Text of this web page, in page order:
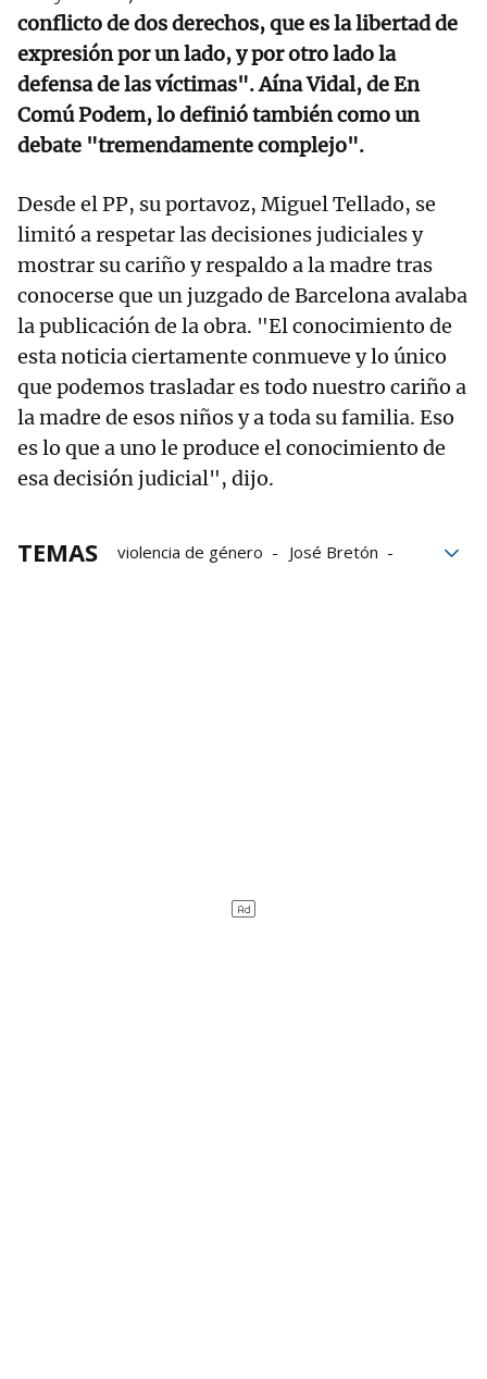
conflicto de dos derechos, que es la libertad de
expresión por un lado, y por otro lado la
defensa de las víctimas". Aína Vidal, de En
Comú Podem, lo definió también como un
debate "tremendamente complejo".
Desde el PP, su portavoz, Miguel Tellado, se
limitó a respetar las decisiones judiciales y
mostrar su cariño y respaldo a la madre tras
conocerse que un juzgado de Barcelona avalaba
la publicación de la obra. "El conocimiento de
esta noticia ciertamente conmueve y lo único
que podemos trasladar es todo nuestro cariño a
la madre de esos niños y a toda su familia. Eso
es lo que a uno le produce el conocimiento de
esa decisión judicial", dijo.
TEMAS violencia de género
José Bretón